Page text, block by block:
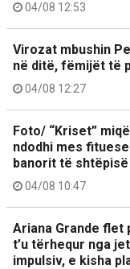
04/08 12:53
Virozat mbushin
në ditë, fëmijët të
04/08 12:27
Foto/ “Kriset”
ndodhi mes
banorit të
04/08 10:47
Ariana Grande flet
t’u tërhequr nga
impulsiv, e kisha